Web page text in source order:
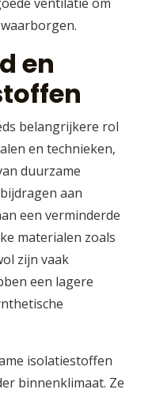
en
belangrijkere rol
en technieken,
duurzame
aan
een verminderde
materialen zoals
zijn vaak
een lagere
isolatiestoffen
binnenklimaat. Ze